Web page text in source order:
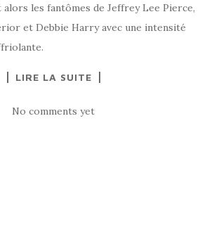
les fantômes de Jeffrey Lee Pierce,
et Debbie Harry avec une intensité
LIRE LA SUITE
No comments yet